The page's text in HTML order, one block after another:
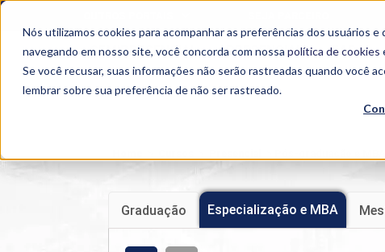
Nós utilizamos cookies para acompanhar as preferências dos usuários
navegando em nosso site, você concorda com nossa política de cookies
Se você recusar, suas informações não serão rastreadas quando você
lembrar sobre sua preferência de não ser rastreado.
SEMIPRESENCIAL PRESENCIAL EAD
Graduação Especialização e MBA